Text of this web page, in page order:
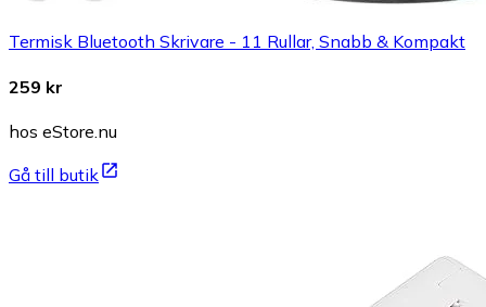
Termisk Bluetooth Skrivare - 11 Rullar, Snabb & Kompakt
259 kr
hos eStore.nu
Gå till butik